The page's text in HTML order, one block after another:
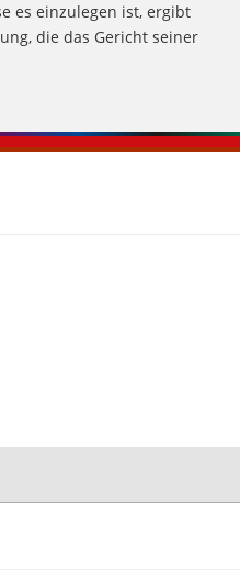
es einzulegen ist, ergibt
die das Gericht seiner
Weiterführendes